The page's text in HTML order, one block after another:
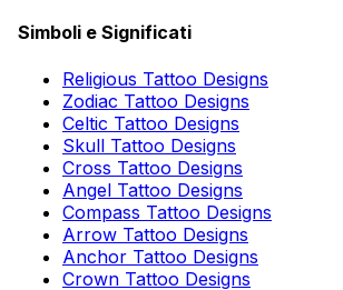
Simboli e Significati
Religious Tattoo Designs
Zodiac Tattoo Designs
Celtic Tattoo Designs
Skull Tattoo Designs
Cross Tattoo Designs
Angel Tattoo Designs
Compass Tattoo Designs
Arrow Tattoo Designs
Anchor Tattoo Designs
Crown Tattoo Designs